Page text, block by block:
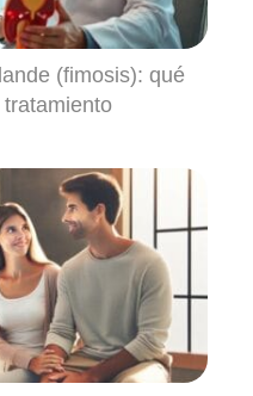
(fimosis): qué